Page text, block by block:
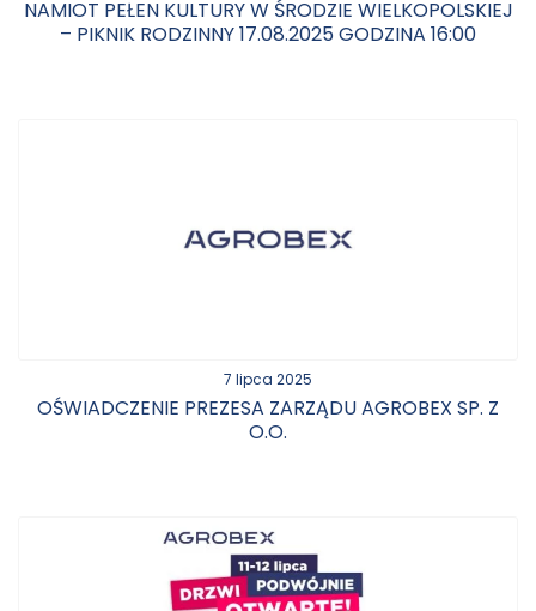
NAMIOT PEŁEN KULTURY W ŚRODZIE WIELKOPOLSKIEJ
– PIKNIK RODZINNY 17.08.2025 GODZINA 16:00
7 lipca 2025
OŚWIADCZENIE PREZESA ZARZĄDU AGROBEX SP. Z
O.O.